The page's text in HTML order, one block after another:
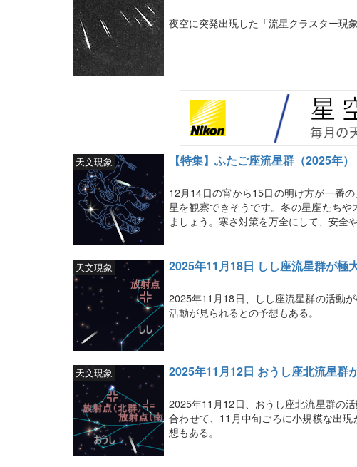
夜空に突発出現した「流星クラスター現
【特集】ふたご座流星群（2025年）
天文現象
12月14日の宵から15日の明け方が一番
星を観察できそうです。冬の星座たち
ましょう。寒さ対策を万全にして、安全
2025年11月18日 しし座流星群が極
天文現象
2025年11月18日、しし座流星群の活動
活動が見られるとの予想もある。
2025年11月12日 おうし座北流星群
天文現象
2025年11月12日、おうし座北流星群の
合わせて、11月中旬ごろに小規模な出
想もある。